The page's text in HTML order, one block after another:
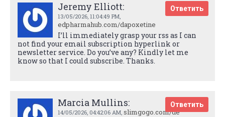
Jeremy Elliott:
13/05/2026, 11:04:49 PM,
edpharmahub.com/dapoxetine
Ответить
I’ll immediately grasp your rss as I can
not find your email subscription hyperlink or
newsletter service. Do you’ve any? Kindly let me
know so that I could subscribe. Thanks.
Marcia Mullins:
14/05/2026, 04:42:06 AM, slimgogo.com/de
Ответить